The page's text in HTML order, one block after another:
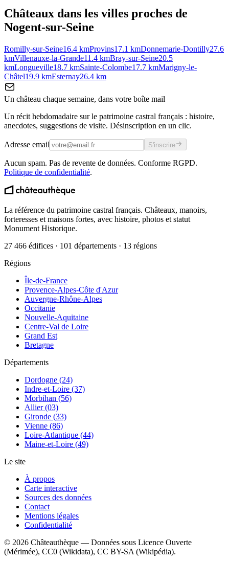
Châteaux dans les villes proches de
Nogent-sur-Seine
Romilly-sur-Seine16.4 kmProvins17.1 kmDonnemarie-Dontilly27.6
kmVillenauxe-la-Grande11.4 kmBray-sur-Seine20.5
kmLongueville18.7 kmSainte-Colombe17.7 kmMarigny-le-
Châtel19.9 kmEsternay26.4 km
Un château chaque semaine, dans votre boîte mail
Un récit hebdomadaire sur le patrimoine castral français : histoire,
anecdotes, suggestions de visite. Désinscription en un clic.
Adresse email S'inscrire
Aucun spam. Pas de revente de données. Conforme RGPD.
Politique de confidentialité.
La référence du patrimoine castral français. Châteaux, manoirs,
forteresses et maisons fortes, avec histoire, photos et statut
Monument Historique.
27 466 édifices · 101 départements · 13 régions
Régions
Île-de-France
Provence-Alpes-Côte d'Azur
Auvergne-Rhône-Alpes
Occitanie
Nouvelle-Aquitaine
Centre-Val de Loire
Grand Est
Bretagne
Départements
Dordogne (24)
Indre-et-Loire (37)
Morbihan (56)
Allier (03)
Gironde (33)
Vienne (86)
Loire-Atlantique (44)
Maine-et-Loire (49)
Le site
À propos
Carte interactive
Sources des données
Contact
Mentions légales
Confidentialité
© 2026 Châteauthèque — Données sous Licence Ouverte
(Mérimée), CC0 (Wikidata), CC BY-SA (Wikipédia).